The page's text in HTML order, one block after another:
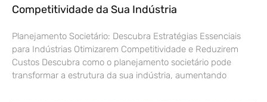
Competitividade da Sua Indústria
Planejamento Societário: Descubra Estratégias Essenciais
para Indústrias Otimizarem Competitividade e Reduzirem
Custos Descubra como o planejamento societário pode
transformar a estrutura da sua indústria, aumentando